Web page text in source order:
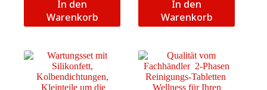
In den
Warenkorb
In den
Warenkorb